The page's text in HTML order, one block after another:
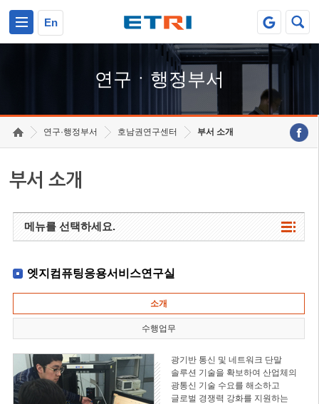
En
연구ㆍ행정부서
연구·행정부서 호남권연구센터 부서 소개
부서 소개
메뉴를 선택하세요.
엣지컴퓨팅응용서비스연구실
소개
수행업무
광기반 통신 및 네트워크 단말
솔루션 기술을 확보하여 산업체의
광통신 기술 수요를 해소하고
글로벌 경쟁력 강화를 지원하는